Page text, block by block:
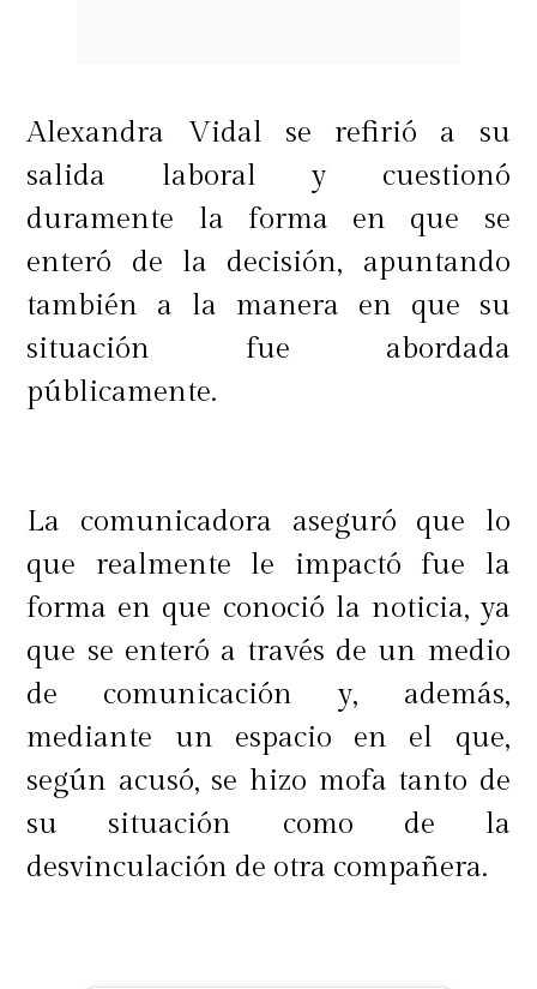
Alexandra Vidal se refirió a su
salida laboral y cuestionó
duramente la forma en que se
enteró de la decisión, apuntando
también a la manera en que su
situación fue abordada
públicamente.
La comunicadora aseguró que lo
que realmente le impactó fue la
forma en que conoció la noticia, ya
que se enteró a través de un medio
de comunicación y, además,
mediante un espacio en el que,
según acusó, se hizo mofa tanto de
su situación como de la
desvinculación de otra compañera.